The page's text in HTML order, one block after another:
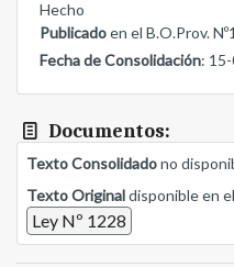
Hecho
Publicadoen el B.O.Prov.
Fecha de Consolidación:
Documentos:
Texto Consolidadono
Texto Originaldisponible en
Ley Nº 1228